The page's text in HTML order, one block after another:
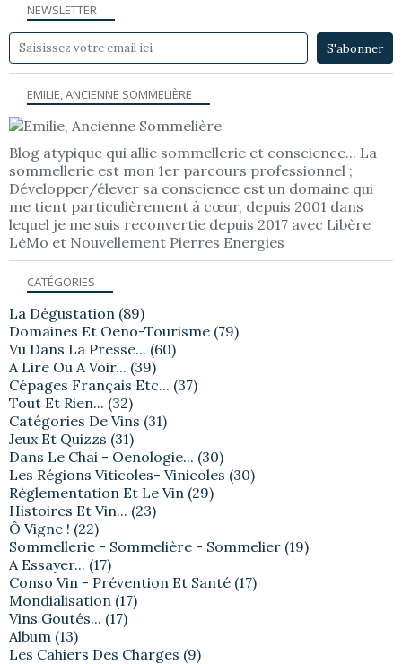
NEWSLETTER
EMILIE, ANCIENNE SOMMELIÈRE
Blog atypique qui allie sommellerie et conscience... La
sommellerie est mon 1er parcours professionnel ;
Développer/élever sa conscience est un domaine qui
me tient particulièrement à cœur, depuis 2001 dans
lequel je me suis reconvertie depuis 2017 avec Libère
LèMo et Nouvellement Pierres Energies
CATÉGORIES
La Dégustation (89)
Domaines Et Oeno-Tourisme (79)
Vu Dans La Presse... (60)
A Lire Ou A Voir... (39)
Cépages Français Etc... (37)
Tout Et Rien... (32)
Catégories De Vins (31)
Jeux Et Quizzs (31)
Dans Le Chai - Oenologie... (30)
Les Régions Viticoles- Vinicoles (30)
Règlementation Et Le Vin (29)
Histoires Et Vin... (23)
Ô Vigne ! (22)
Sommellerie - Sommelière - Sommelier (19)
A Essayer... (17)
Conso Vin - Prévention Et Santé (17)
Mondialisation (17)
Vins Goutés... (17)
Album (13)
Les Cahiers Des Charges (9)